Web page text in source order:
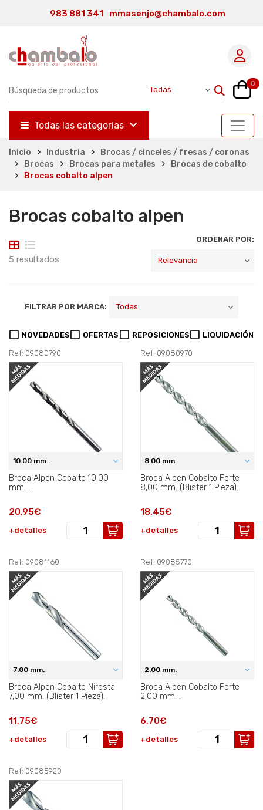
983 881 341 mmasenjo@chambalo.com
0
Todas las categorías
Inicio Industria
Brocas / cinceles / fresas / coronas
Brocas
Brocas para metales
Brocas de cobalto
Brocas cobalto alpen
Brocas cobalto alpen
5 resultados
ORDENAR POR:
FILTRAR POR MARCA:
NOVEDADES OFERTAS REPOSICIONES LIQUIDACIÓN
Ref: 09080790
10.00 mm.
Broca Alpen Cobalto 10,00
mm. .
20,95€
+detalles
Ref: 09080970
8.00 mm.
Broca Alpen Cobalto Forte
8,00 mm. (Blister 1 Pieza).
18,45€
+detalles
Ref: 09081160
7.00 mm.
Broca Alpen Cobalto Nirosta
7,00 mm. (Blister 1 Pieza).
11,75€
+detalles
Ref: 09085770
2.00 mm.
Broca Alpen Cobalto Forte
2,00 mm. .
6,70€
+detalles
Ref: 09085920